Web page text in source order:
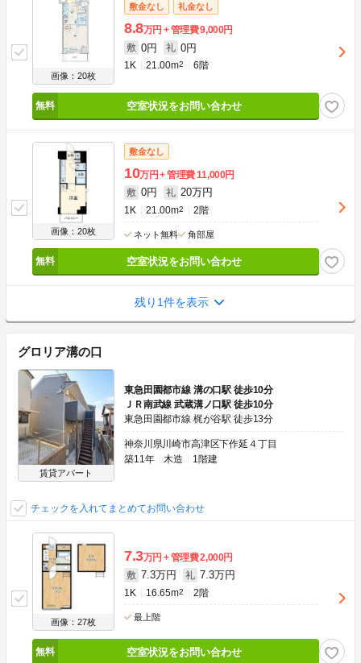
画像：20枚
敷金なし 礼金なし
8.8万円 管理費9,000円
敷 0円 礼 0円
1K 21.00m2 6階
空室状況をお問い合わせ
画像：20枚
敷金なし
10万円 管理費11,000円
敷 0円 礼 20万円
1K 21.00m2 2階
ネット無料 角部屋
空室状況をお問い合わせ
残り1件を表示
グロリア溝の口
賃貸アパート
東急田園都市線 溝の口駅 徒歩10分
ＪＲ南武線 武蔵溝ノ口駅 徒歩10分
東急田園都市線 梶が谷駅 徒歩13分
神奈川県川崎市高津区下作延４丁目
築11年
木造 1階建
チェックを入れてまとめてお問い合わせ
画像：27枚
7.3万円 管理費2,000円
敷 7.3万円 礼 7.3万円
1K 16.65m2 2階
最上階
空室状況をお問い合わせ